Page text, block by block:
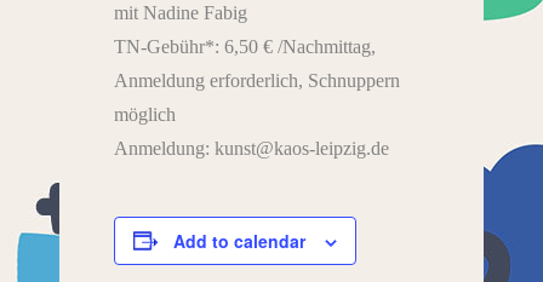
mit Nadine Fabig
TN-Gebühr*: 6,50 € /Nachmittag,
Anmeldung erforderlich, Schnuppern
möglich
Anmeldung: kunst@kaos-leipzig.de
Add to calendar